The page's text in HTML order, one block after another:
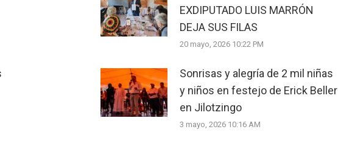
EXDIPUTADO LUIS MARRÓN
DEJA SUS FILAS
20 mayo, 2026 10:22 PM
Sonrisas y alegría de 2 mil niñas
y niños en festejo de Erick Beller
en Jilotzingo
3 mayo, 2026 10:16 AM